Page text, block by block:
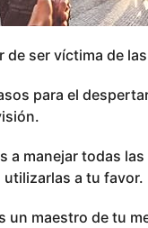
de ser víctima de
para el
a manejar todas
a tu favor.
un maestro de tu